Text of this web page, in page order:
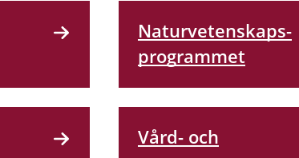
Naturvetenskaps­
programmet
Vård- och